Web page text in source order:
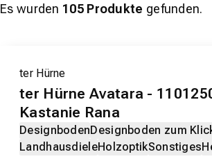
Es wurden 105Produkte gefunden.
ter Hürne
ter Hürne Avatara -
Kastanie Rana
DesignbodenDesignboden zum
LandhausdieleHolzoptikSonstiges